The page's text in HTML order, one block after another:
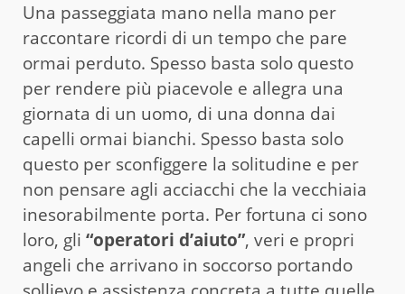
Una passeggiata mano nella mano per
raccontare ricordi di un tempo che pare
ormai perduto. Spesso basta solo questo
per rendere più piacevole e allegra una
giornata di un uomo, di una donna dai
capelli ormai bianchi. Spesso basta solo
questo per sconfiggere la solitudine e per
non pensare agli acciacchi che la vecchiaia
inesorabilmente porta. Per fortuna ci sono
loro, gli “operatori d’aiuto”, veri e propri
angeli che arrivano in soccorso portando